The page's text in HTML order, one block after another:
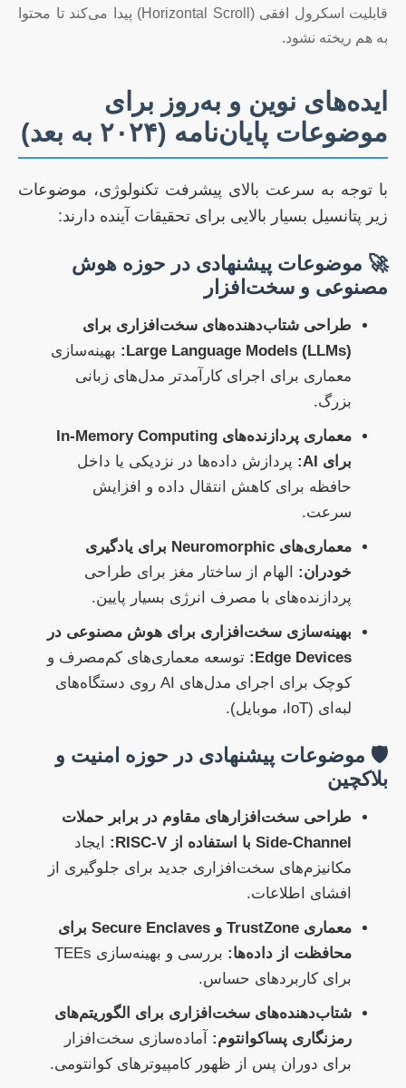
قابلیت اسکرول افقی (Horizontal Scroll) پیدا می‌کند تا محتوا
به هم ریخته نشود.
ایده‌های نوین و به‌روز برای
موضوعات پایان‌نامه (۲۰۲۴ به بعد)
با توجه به سرعت بالای پیشرفت تکنولوژی، موضوعات
زیر پتانسیل بسیار بالایی برای تحقیقات آینده دارند:
🚀 موضوعات پیشنهادی در حوزه هوش
مصنوعی و سخت‌افزار
طراحی شتاب‌دهنده‌های سخت‌افزاری برای
Large Language Models (LLMs):
بهینه‌سازی
معماری برای اجرای کارآمدتر مدل‌های زبانی
بزرگ.
معماری پردازنده‌های In-Memory Computing
برای AI:
پردازش داده‌ها در نزدیکی یا داخل
حافظه برای کاهش انتقال داده و افزایش
سرعت.
معماری‌های Neuromorphic برای یادگیری
خودران: الهام از ساختار مغز برای طراحی
پردازنده‌های با مصرف انرژی بسیار پایین.
بهینه‌سازی سخت‌افزاری برای هوش مصنوعی در
Edge Devices:
توسعه معماری‌های کم‌مصرف و
کوچک برای اجرای مدل‌های AI روی دستگاه‌های
لبه‌ای (IoT، موبایل).
🛡️ موضوعات پیشنهادی در حوزه امنیت و
بلاکچین
طراحی سخت‌افزارهای مقاوم در برابر حملات
Side-Channel با استفاده از RISC-V:
ایجاد
مکانیزم‌های سخت‌افزاری جدید برای جلوگیری از
افشای اطلاعات.
معماری TrustZone و Secure Enclaves برای
محافظت از داده‌ها:
بررسی و بهینه‌سازی TEEs
برای کاربردهای حساس.
شتاب‌دهنده‌های سخت‌افزاری برای الگوریتم‌های
رمزنگاری پساکوانتوم: آماده‌سازی سخت‌افزار
برای دوران پس از ظهور کامپیوترهای کوانتومی.